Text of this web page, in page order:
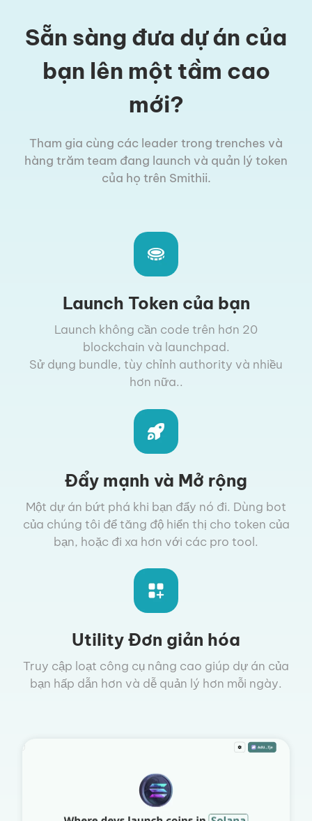
Sẵn sàng đưa dự án của
bạn lên một tầm cao
mới?
Tham gia cùng các leader trong trenches và
hàng trăm team đang launch và quản lý token
của họ trên Smithii.
Launch Token của bạn
Launch không cần code trên hơn 20
blockchain và launchpad.
Sử dụng bundle, tùy chỉnh authority và nhiều
hơn nữa..
Đẩy mạnh và Mở rộng
Một dự án bứt phá khi bạn đẩy nó đi. Dùng bot
của chúng tôi để tăng độ hiển thị cho token của
bạn, hoặc đi xa hơn với các pro tool.
Utility Đơn giản hóa
Truy cập loạt công cụ nâng cao giúp dự án của
bạn hấp dẫn hơn và dễ quản lý hơn mỗi ngày.